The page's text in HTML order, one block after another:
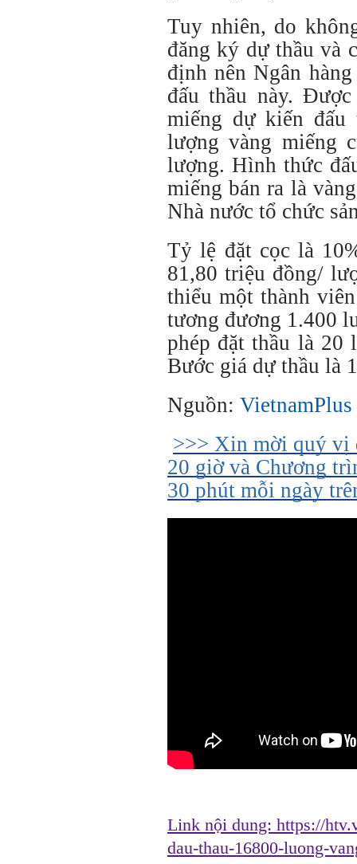
Tuy nhiên, do
đăng ký dự thầu và
định nên Ngân
đấu thầu này.
miếng dự kiến
lượng vàng miếng
lượng. Hình thức
miếng bán ra là
Nhà nước tổ chức
Tỷ lệ đặt cọc là
81,80 triệu đồng/
thiểu một thành
tương đương 1.400
phép đặt thầu là 20
Bước giá dự thầu là
Nguồn: VietnamPlus
>>> Xin mời quý vị
20 giờ và Chương
30 phút mỗi ngày
Link nội dung: https://
dau-thau-16800-luong-